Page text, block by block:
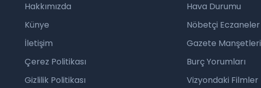
Hakkımızda
Künye
İletişim
Çerez Politikası
Gizlilik Politikası
Hava Durumu
Nöbetçi Eczaneler
Gazete Manşetleri
Burç Yorumları
Vizyondaki Filmler